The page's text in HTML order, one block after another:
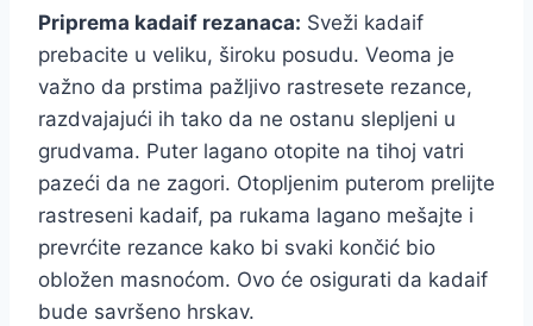
Priprema kadaif rezanaca: Sveži kadaif
prebacite u veliku, široku posudu. Veoma je
važno da prstima pažljivo rastresete rezance,
razdvajajući ih tako da ne ostanu slepljeni u
grudvama. Puter lagano otopite na tihoj vatri
pazeći da ne zagori. Otopljenim puterom prelijte
rastreseni kadaif, pa rukama lagano mešajte i
prevrćite rezance kako bi svaki končić bio
obložen masnoćom. Ovo će osigurati da kadaif
bude savršeno hrskav.